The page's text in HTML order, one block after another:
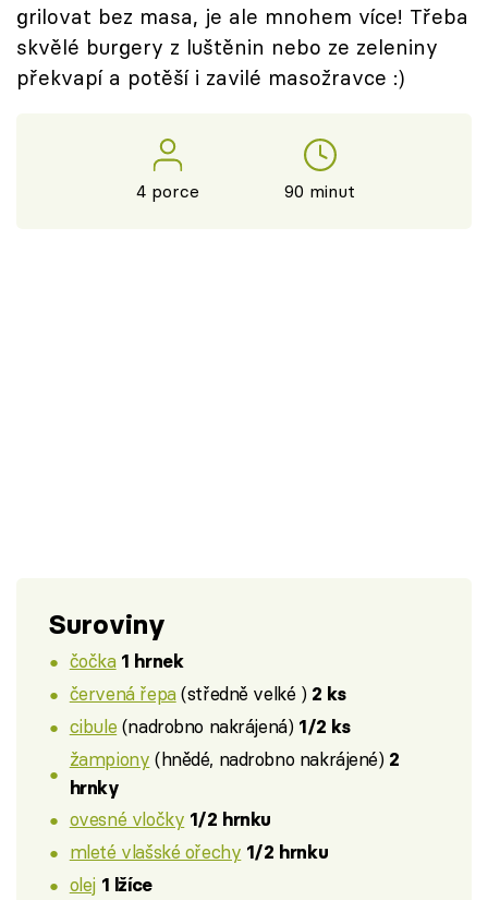
grilovat bez masa, je ale mnohem více! Třeba
skvělé burgery z luštěnin nebo ze zeleniny
překvapí a potěší i zavilé masožravce :)
4 porce 90 minut
Suroviny
čočka 1 hrnek
červená řepa(středně velké ) 2 ks
cibule (nadrobno nakrájená) 1/2 ks
žampiony (hnědé, nadrobno nakrájené) 2
hrnky
ovesné vločky 1/2 hrnku
mleté vlašské ořechy 1/2 hrnku
olej 1 lžíce